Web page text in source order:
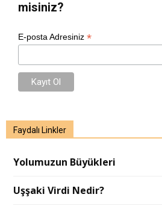
misiniz?
E-posta Adresiniz *
Faydalı Linkler
Yolumuzun Büyükleri
Uşşaki Virdi Nedir?